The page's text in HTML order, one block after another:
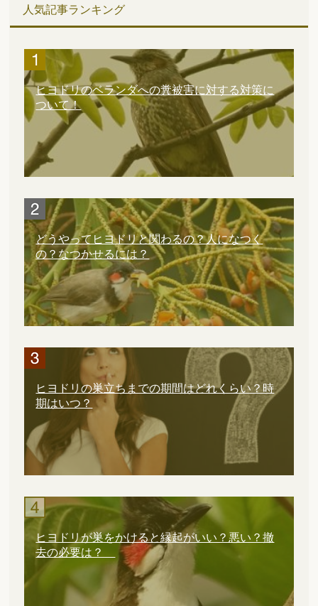
人気記事ランキング
ヒヨドリのベランダへの糞被害に対する対策に
ついて！
どうやってヒヨドリと関わるの？人になつく
の？なつかせるには？
ヒヨドリの巣立ちまでの期間はどれくらい？時
期はいつ？
ヒヨドリが巣をかけると縁起がいい？悪い？撤
去の必要は？